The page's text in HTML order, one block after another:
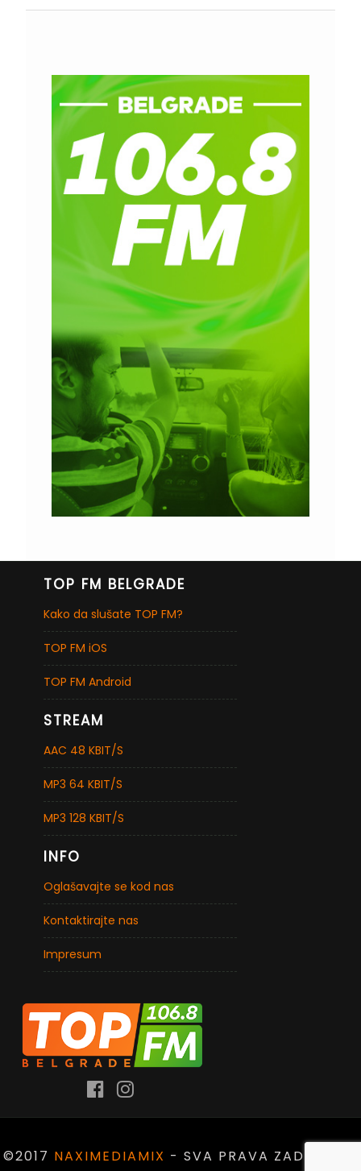
TOP FM BELGRADE
Kako da slušate TOP FM?
TOP FM iOS
TOP FM Android
STREAM
AAC 48 KBIT/S
MP3 64 KBIT/S
MP3 128 KBIT/S
INFO
Oglašavajte se kod nas
Kontaktirajte nas
Impresum
©2017 NAXIMEDIAMIX - SVA PRAVA ZADRŽANA.